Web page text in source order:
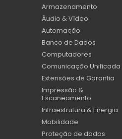
Armazenamento
Áudio & Vídeo
Automação
Banco de Dados
Computadores
Comunicação Unificada
Extensões de Garantia
Impressão &
Escaneamento
Infraestrutura & Energia
Mobilidade
Proteção de dados